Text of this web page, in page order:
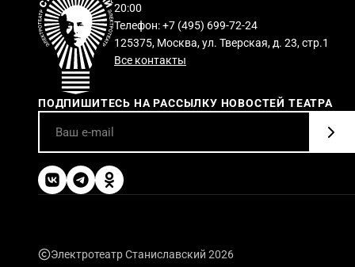
20:00
Телефон: +7 (495) 699-72-24
125375, Москва, ул. Тверская, д. 23, стр.1
Все контакты
ПОДПИШИТЕСЬ НА РАССЫЛКУ НОВОСТЕЙ ТЕАТРА
Электротеатр Станиславский 2026